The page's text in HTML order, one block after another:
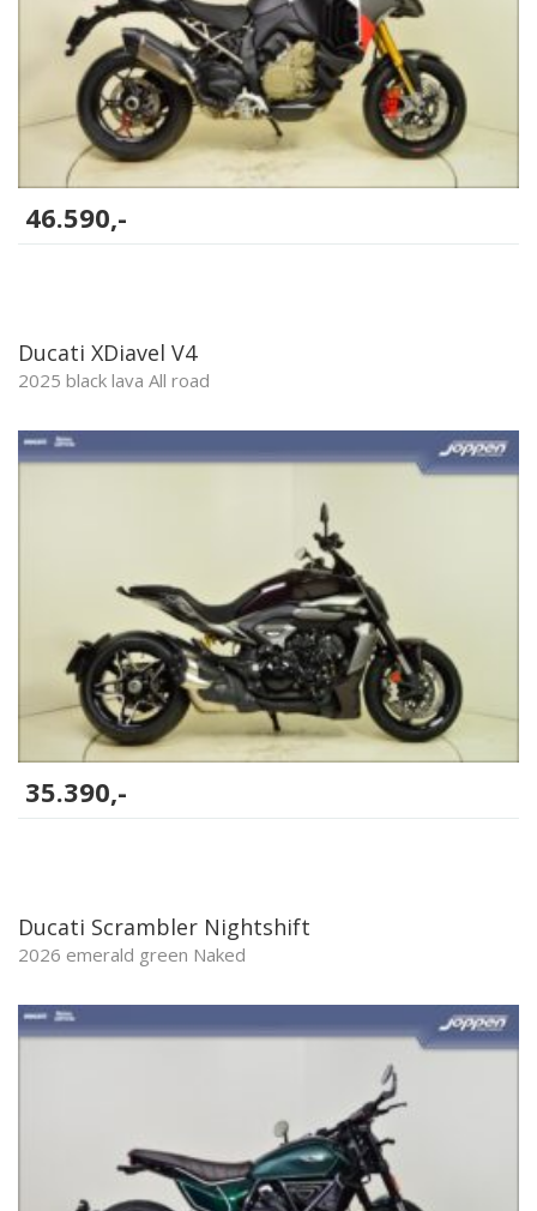
46.590,-
Ducati XDiavel V4
2025 black lava All road
35.390,-
Ducati Scrambler Nightshift
2026 emerald green Naked